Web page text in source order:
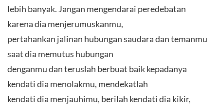
lebih banyak. Jangan mengendarai peredebatan
karena dia menjerumuskanmu,
pertahankan jalinan hubungan saudara dan temanmu
saat dia memutus hubungan
denganmu dan teruslah berbuat baik kepadanya
kendati dia menolakmu, mendekatlah
kendati dia menjauhimu, berilah kendati dia kikir,